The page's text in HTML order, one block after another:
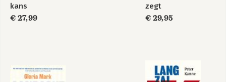
Emoties doe je
maar thuis
De menselijke
organisatie
kans
€ 27,99
zegt
€ 29,95